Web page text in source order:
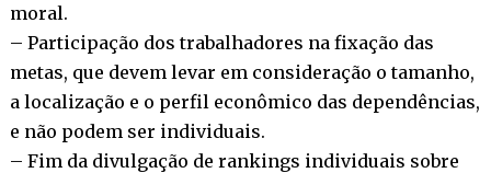
moral.
– Participação dos trabalhadores na fixação das
metas, que devem levar em consideração o tamanho,
a localização e o perfil econômico das dependências,
e não podem ser individuais.
– Fim da divulgação de rankings individuais sobre